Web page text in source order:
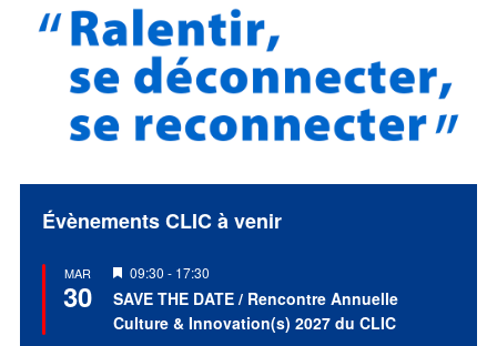
Évènements CLIC à venir
MAR
30
Mis
en
avant
09:30 - 17:30
SAVE THE DATE / Rencontre Annuelle
Culture & Innovation(s) 2027 du CLIC